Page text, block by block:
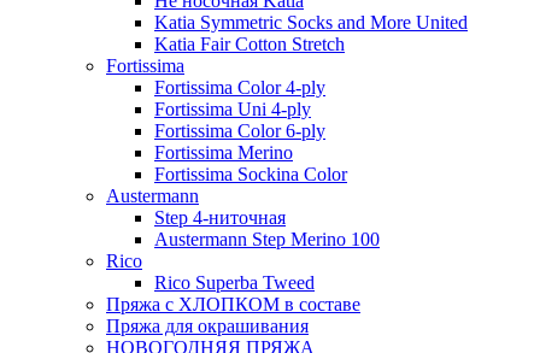
Katia Symmetric Socks and More United
Katia Fair Cotton Stretch
Fortissima
Fortissima Color 4-ply
Fortissima Uni 4-ply
Fortissima Color 6-ply
Fortissima Merino
Fortissima Sockina Color
Austermann
Step 4-ниточная
Austermann Step Merino 100
Rico
Rico Superba Tweed
Пряжа с ХЛОПКОМ в составе
Пряжа для окрашивания
НОВОГОДНЯЯ ПРЯЖА